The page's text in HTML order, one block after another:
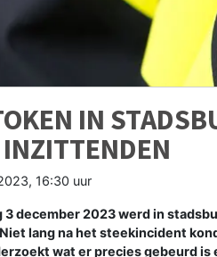
IN
16:30 uur
3 december 2023 werd in
lang na het steekincident
wat er precies gebeurd